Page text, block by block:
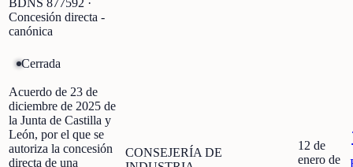
BDNS 877592 ·
Concesión directa -
canónica
Cerrada
Acuerdo de 23 de
diciembre de 2025 de
la Junta de Castilla y
León, por el que se
autoriza la concesión
directa de una
CONSEJERÍA DE
12 de
enero de